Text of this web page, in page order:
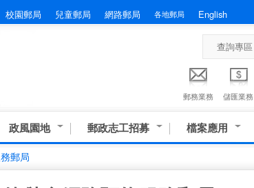
校園郵局 兒童郵局 網路郵局 各地郵局 English
查詢專區
郵務業務 儲匯業務
政風園地 郵政志工招募 檔案應用
郵局